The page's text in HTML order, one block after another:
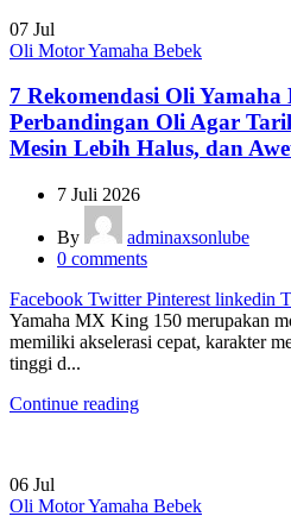
07 Jul
Oli Motor Yamaha Bebek
7 Rekomendasi Oli
Perbandingan Oli Agar
Mesin Lebih Halus, dan
7 Juli 2026
By
adminaxsonlube
0 comments
Facebook Twitter Pinterest linkedin
Yamaha MX King 150 merupakan
memiliki akselerasi cepat, karakter
tinggi d...
Continue reading
06 Jul
Oli Motor Yamaha Bebek